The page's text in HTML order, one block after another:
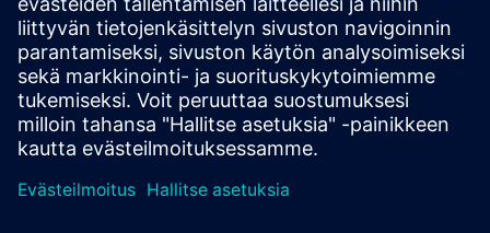
Kapzitäten haben. Buchen Sie daher frühzeitig!
Stornierung
Bitte stornieren Sie schriftlich.